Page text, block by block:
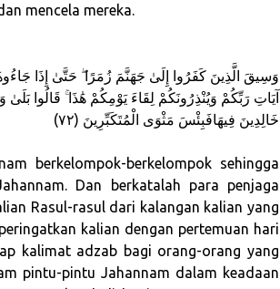
mencela mereka.
وَسِيقَ الَّذِينَ كَفَرُوا إِلَىٰ جَهَنَّمَ زُمَرًا ۖ حَتَّىٰ إِذَا
خَالِدِينَ فِيهَافَبِئْسَ مَثْوَى الْمُتَكَبِّرِينَ (٧٢)
berkelompok-berkelompok sehingga
Dan berkatalah para penjaga
Rasul-rasul dari kalangan kalian yang
kalian dengan pertemuan hari
kalimat adzab bagi orang-orang yang
pintu-pintu Jahannam dalam keadaan